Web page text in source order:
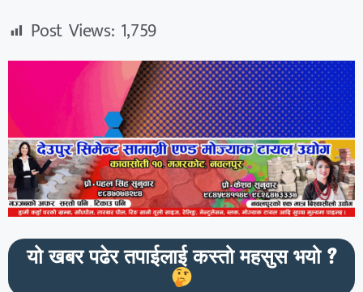
Post Views: 1,759
यो खबर पढेर तपाईलाई कस्तो महसुस भयो ?